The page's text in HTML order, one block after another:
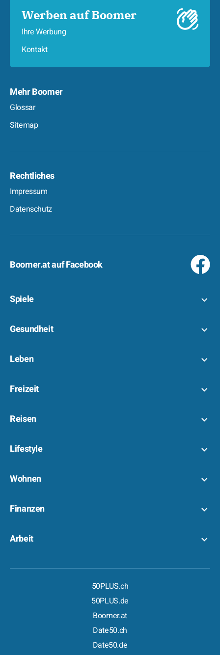
Werben auf Boomer
Ihre Werbung
Kontakt
Mehr Boomer
Glossar
Sitemap
Rechtliches
Impressum
Datenschutz
Boomer.at auf Facebook
Spiele
Gesundheit
Leben
Freizeit
Reisen
Lifestyle
Wohnen
Finanzen
Arbeit
50PLUS.ch
50PLUS.de
Boomer.at
Date50.ch
Date50.de